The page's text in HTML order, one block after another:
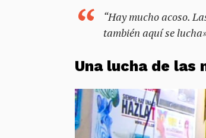
“Hay mucho acoso.
también aquí se
Una lucha de las